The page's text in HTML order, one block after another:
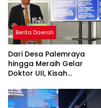
Berita Daerah
Dari Desa Palemraya
hingga Meraih Gelar
Doktor UII, Kisah
Yogyakarta yang Pernah
Menjadi Driver Taksi Online